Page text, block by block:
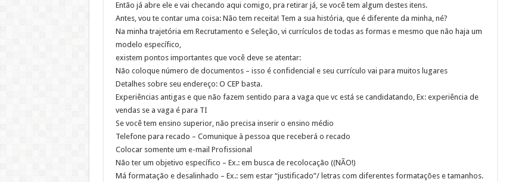
Então já abre ele e vai checando aqui comigo, pra retirar já, se você tem algum destes itens.
Antes, vou te contar uma coisa: Não tem receita! Tem a sua história, que é diferente da minha, né?
Na minha trajetória em Recrutamento e Seleção, vi currículos de todas as formas e mesmo que não haja um
modelo específico,
existem pontos importantes que você deve se atentar:
Não coloque número de documentos – isso é confidencial e seu currículo vai para muitos lugares
Detalhes sobre seu endereço: O CEP basta.
Experiências antigas e que não fazem sentido para a vaga que vc está se candidatando, Ex: experiência de
vendas se a vaga é para TI
Se você tem ensino superior, não precisa inserir o ensino médio
Telefone para recado – Comunique à pessoa que receberá o recado
Colocar somente um e-mail Profissional
Não ter um objetivo específico – Ex.: em busca de recolocação ((NÃO!)
Má formatação e desalinhado – Ex.: sem estar “justificado”/ letras com diferentes formatações e tamanhos.